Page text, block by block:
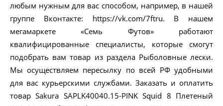
любым нужным для вас способом, например, в нашей
группе Вконтакте: https://vk.com/7ftru. В нашем
мегамаркете «Семь Футов» работают
квалифицированные специалисты, которые смогут
подобрать вам товар из раздела Рыболовные лески.
Мы осуществляем пересылку по всей РФ удобными
для вас курьерскими службами. Заказать и оплатить
товар Sakura SAPLK40040.15-PINK Squid 8 Плетеный